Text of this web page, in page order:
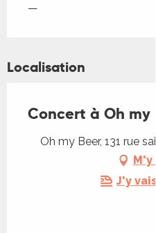
—
Localisation
Concert à Oh my
Oh my Beer, 131 rue
M'y
J'y